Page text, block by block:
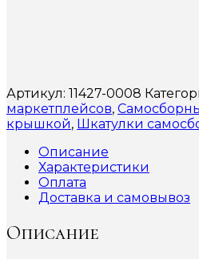
Артикул: 11427-0008
маркетплейсов,
крышкой, Шкатулки
Описание
Характеристики
Оплата
Доставка и самовывоз
Описание